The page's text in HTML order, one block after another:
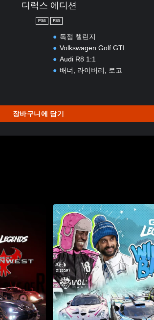
디럭스 에디션
PS4 PS5
독점 챌린지
Volkswagen Golf GTI
Audi R8 1:1
배너, 라이버리, 로고
장바구니에 담기